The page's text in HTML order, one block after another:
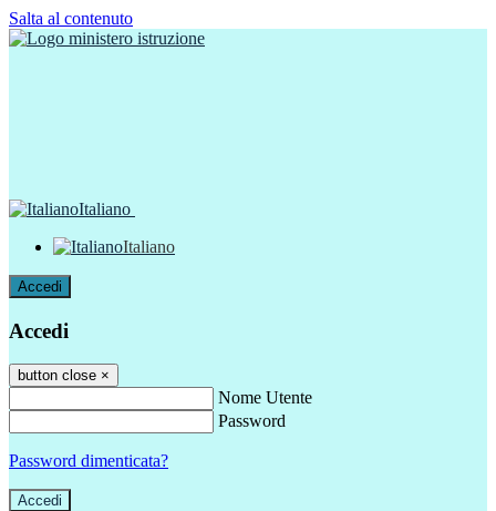
Salta al contenuto
Italiano
Italiano
Accedi
Accedi
button close ×
Nome Utente
Password
Password dimenticata?